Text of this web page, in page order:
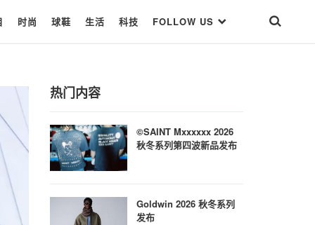
时尚 球鞋 生活 科技 FOLLOW US
热门内容
©SAINT Mxxxxxx 2026
秋冬系列第四波新品发布
Goldwin 2026 秋冬系列
发布